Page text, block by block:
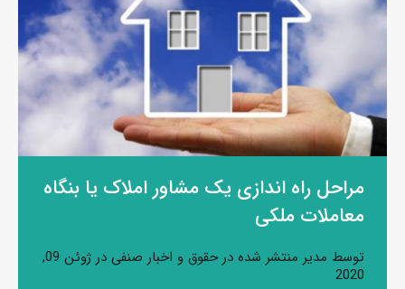
مراحل راه اندازی یک مشاور املاک یا بنگاه
معاملات ملکی
توسط مدیر منتشر شده درحقوق و اخبار صنفی در
ژوئن 09,
2020